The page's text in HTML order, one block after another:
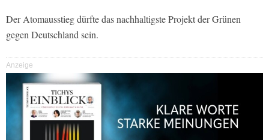
Der Atomausstieg dürfte das nachhaltigste Projekt der Grünen
gegen Deutschland sein.
Anzeige